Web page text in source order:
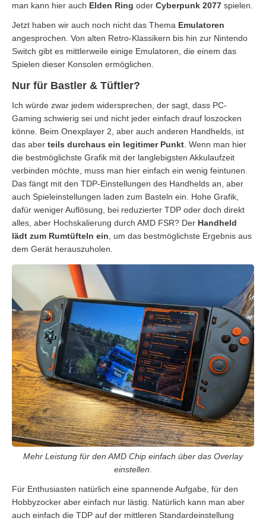
man kann hier auch Elden Ring oder Cyberpunk 2077 spielen.
Jetzt haben wir auch noch nicht das Thema Emulatoren
angesprochen. Von alten Retro-Klassikern bis hin zur Nintendo
Switch gibt es mittlerweile einige Emulatoren, die einem das
Spielen dieser Konsolen ermöglichen.
Nur für Bastler & Tüftler?
Ich würde zwar jedem widersprechen, der sagt, dass PC-
Gaming schwierig sei und nicht jeder einfach drauf loszocken
könne. Beim Onexplayer 2, aber auch anderen Handhelds, ist
das aber teils durchaus ein legitimer Punkt . Wenn man hier
die bestmöglichste Grafik mit der langlebigsten Akkulaufzeit
verbinden möchte, muss man hier einfach ein wenig feintunen.
Das fängt mit den TDP-Einstellungen des Handhelds an, aber
auch Spieleinstellungen laden zum Basteln ein. Hohe Grafik,
dafür weniger Auflösung, bei reduzierter TDP oder doch direkt
alles, aber Hochskalierung durch AMD FSR? Der Handheld
lädt zum Rumtüfteln ein , um das bestmöglichste Ergebnis aus
dem Gerät herauszuholen.
Mehr Leistung für den AMD Chip einfach über das Overlay
einstellen.
Für Enthusiasten natürlich eine spannende Aufgabe, für den
Hobbyzocker aber einfach nur lästig. Natürlich kann man aber
auch einfach die TDP auf der mittleren Standardeinstellung